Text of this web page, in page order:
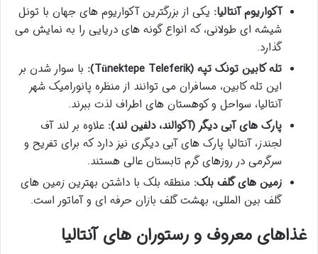
آکواریوم آنتالیا: یکی از بزرگترین آکواریوم های جهان با تونل
شیشه ای طولانی، که انواع گونه های دریایی را به نمایش می
گذارد.
تله کابین تونک تپه (Tünektepe Teleferik):
با سوار شدن بر
این تله کابین، مسافران می توانند از منظره پانورامیک شهر
آنتالیا، سواحل و کوهستان های اطراف لذت ببرند.
پارک های آبی دیگر (آکوالند، دلفین لند): علاوه بر لند آف
لجندز، آنتالیا پارک های آبی دیگری نیز دارد که برای تفریح و
سرگرمی در روزهای گرم تابستان عالی هستند.
زمین های گلف بلک: منطقه بلک با داشتن بهترین زمین های
گلف بین المللی، بهشت گلف بازان حرفه ای و آماتور است.
غذاهای معروف و رستوران های آنتالیا